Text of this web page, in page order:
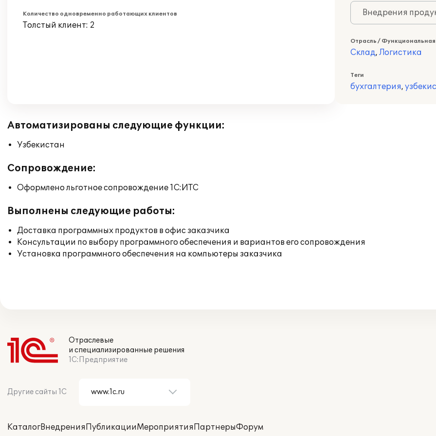
Количество одновременно работающих клиентов
Толстый клиент: 2
Внедрения
Отрасль /
Склад, Логистика
Теги
бухгалтерия,
Автоматизированы следующие функции:
Узбекистан
Сопровождение:
Оформлено льготное сопровождение 1С:ИТС
Выполнены следующие работы:
Доставка программных продуктов в офис заказчика
Консультации по выбору программного обеспечения и вариантов его сопровождения
Установка программного обеспечения на компьютеры заказчика
Отраслевые
и специализированные решения
1С:Предприятие
Другие сайты 1С
КаталогВнедренияПубликацииМероприятияПартнерыФорум